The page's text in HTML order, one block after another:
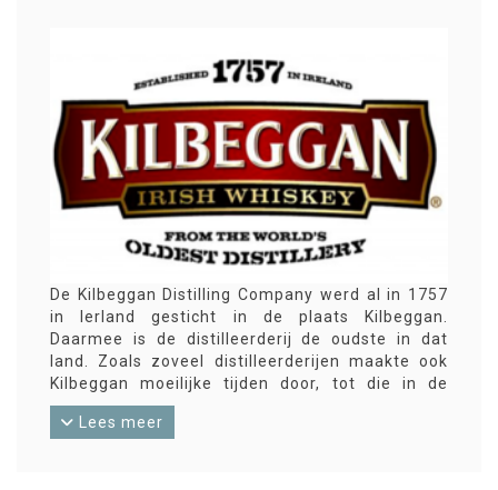
De Kilbeggan Distilling Company werd al in 1757
in Ierland gesticht in de plaats Kilbeggan.
Daarmee is de distilleerderij de oudste in dat
land. Zoals zoveel distilleerderijen maakte ook
Kilbeggan moeilijke tijden door, tot die in de
vorige eeuw zelfs de productie staakte.
Gesteund en geholpen door de inwoners van
Lees meer